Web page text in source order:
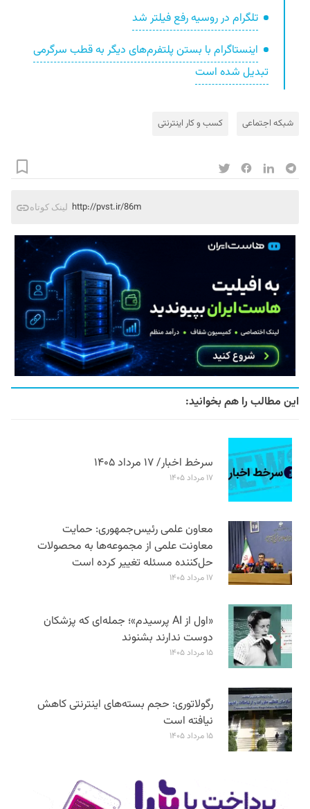
تلگرام در روسیه رفع فیلتر شد
اینستاگرام با بستن پلتفرم‌های دیگر به قطب سرگرمی
تبدیل شده است
شبکه‌ اجتماعی کسب و کار اینترنتی
لینک کوتاه http://pvst.ir/86m
این مطالب را هم بخوانید:
سرخط اخبار/ ۱۷ مرداد ۱۴۰۵
۱۷ مرداد ۱۴۰۵
معاون علمی رئیس‌جمهوری: حمایت
معاونت علمی از مجموعه‌ها به محصولات
حل‌کننده مسئله تغییر کرده است
۱۷ مرداد ۱۴۰۵
«اول از AI پرسیدم»؛ جمله‌ای که پزشکان
دوست ندارند بشنوند
۱۵ مرداد ۱۴۰۵
رگولاتوری: حجم بسته‌های اینترنتی کاهش
نیافته است
۱۵ مرداد ۱۴۰۵